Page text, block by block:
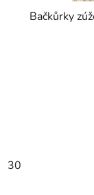
Bačkůrky
30